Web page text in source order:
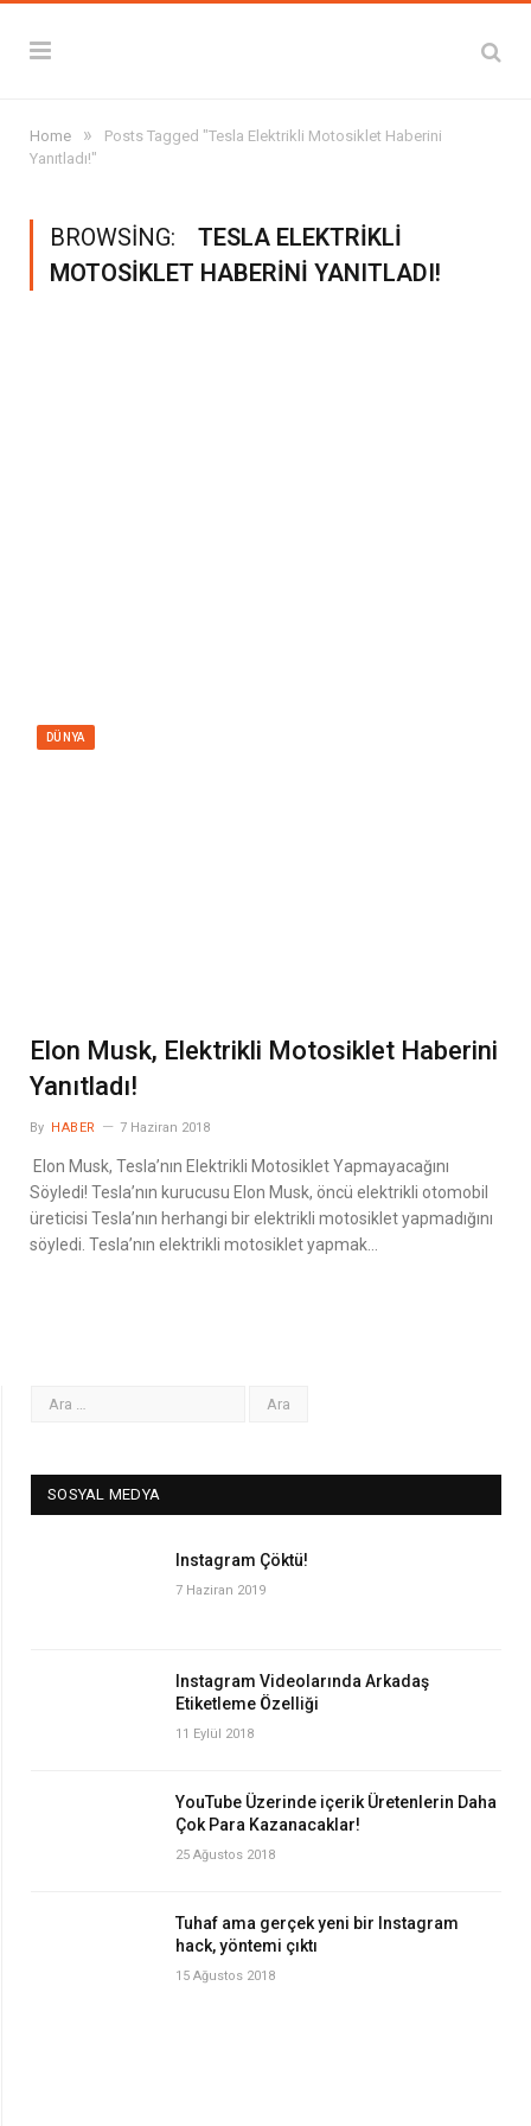
Home »
Posts Tagged "Tesla Elektrikli Motosiklet Haberini
Yanıtladı!"
BROWSING:
TESLA ELEKTRIKLI
MOTOSIKLET HABERINI YANITLADI!
DÜNYA
Elon Musk, Elektrikli Motosiklet Haberini
Yanıtladı!
By HABER 7 Haziran 2018
Elon Musk, Tesla’nın Elektrikli Motosiklet Yapmayacağını
Söyledi! Tesla’nın kurucusu Elon Musk, öncü elektrikli otomobil
üreticisi Tesla’nın herhangi bir elektrikli motosiklet yapmadığını
söyledi. Tesla’nın elektrikli motosiklet yapmak…
SOSYAL MEDYA
Instagram Çöktü!
7 Haziran 2019
Instagram Videolarında Arkadaş
Etiketleme Özelliği
11 Eylül 2018
YouTube Üzerinde içerik Üretenlerin Daha
Çok Para Kazanacaklar!
25 Ağustos 2018
Tuhaf ama gerçek yeni bir Instagram
hack, yöntemi çıktı
15 Ağustos 2018